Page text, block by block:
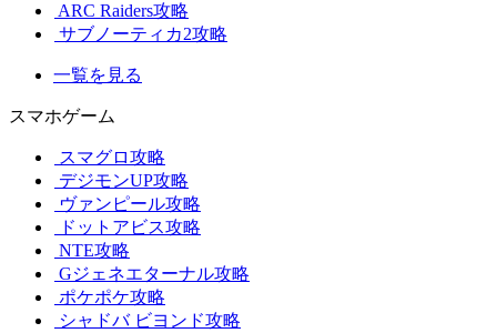
ARC Raiders攻略
サブノーティカ2攻略
一覧を見る
スマホゲーム
スマグロ攻略
デジモンUP攻略
ヴァンピール攻略
ドットアビス攻略
NTE攻略
Gジェネエターナル攻略
ポケポケ攻略
シャドバ ビヨンド攻略